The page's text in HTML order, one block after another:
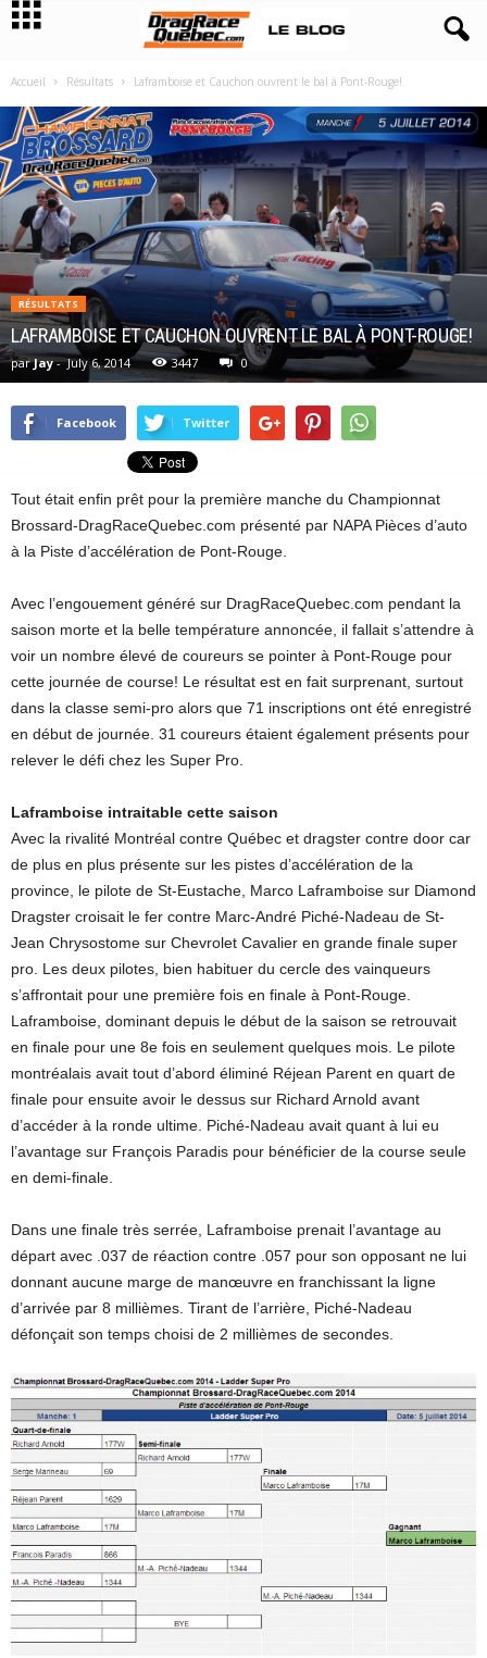
Accueil Résultats Laframboise et Cauchon ouvrent le bal à Pont-Rouge!
RÉSULTATS
LAFRAMBOISE ET CAUCHON OUVRENT LE BAL À PONT-ROUGE!
par Jay- July 6, 2014 3447 0
Facebook Twitter
Tout était enfin prêt pour la première manche du Championnat
Brossard-DragRaceQuebec.com présenté par NAPA Pièces d’auto
à la Piste d’accélération de Pont-Rouge.
Avec l’engouement généré sur DragRaceQuebec.com pendant la
saison morte et la belle température annoncée, il fallait s’attendre à
voir un nombre élevé de coureurs se pointer à Pont-Rouge pour
cette journée de course! Le résultat est en fait surprenant, surtout
dans la classe semi-pro alors que 71 inscriptions ont été enregistré
en début de journée. 31 coureurs étaient également présents pour
relever le défi chez les Super Pro.
Laframboise intraitable cette saison
Avec la rivalité Montréal contre Québec et dragster contre door car
de plus en plus présente sur les pistes d’accélération de la
province, le pilote de St-Eustache, Marco Laframboise sur Diamond
Dragster croisait le fer contre Marc-André Piché-Nadeau de St-
Jean Chrysostome sur Chevrolet Cavalier en grande finale super
pro. Les deux pilotes, bien habituer du cercle des vainqueurs
s’affrontait pour une première fois en finale à Pont-Rouge.
Laframboise, dominant depuis le début de la saison se retrouvait
en finale pour une 8e fois en seulement quelques mois. Le pilote
montréalais avait tout d’abord éliminé Réjean Parent en quart de
finale pour ensuite avoir le dessus sur Richard Arnold avant
d’accéder à la ronde ultime. Piché-Nadeau avait quant à lui eu
l’avantage sur François Paradis pour bénéficier de la course seule
en demi-finale.
Dans une finale très serrée, Laframboise prenait l’avantage au
départ avec .037 de réaction contre .057 pour son opposant ne lui
donnant aucune marge de manœuvre en franchissant la ligne
d’arrivée par 8 millièmes. Tirant de l’arrière, Piché-Nadeau
défonçait son temps choisi de 2 millièmes de secondes.